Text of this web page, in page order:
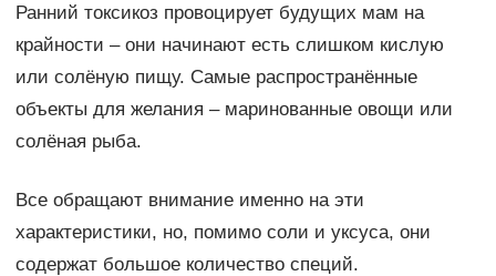
Ранний токсикоз провоцирует будущих мам на
крайности – они начинают есть слишком кислую
или солёную пищу. Самые распространённые
объекты для желания – маринованные овощи или
солёная рыба.
Все обращают внимание именно на эти
характеристики, но, помимо соли и уксуса, они
содержат большое количество специй.